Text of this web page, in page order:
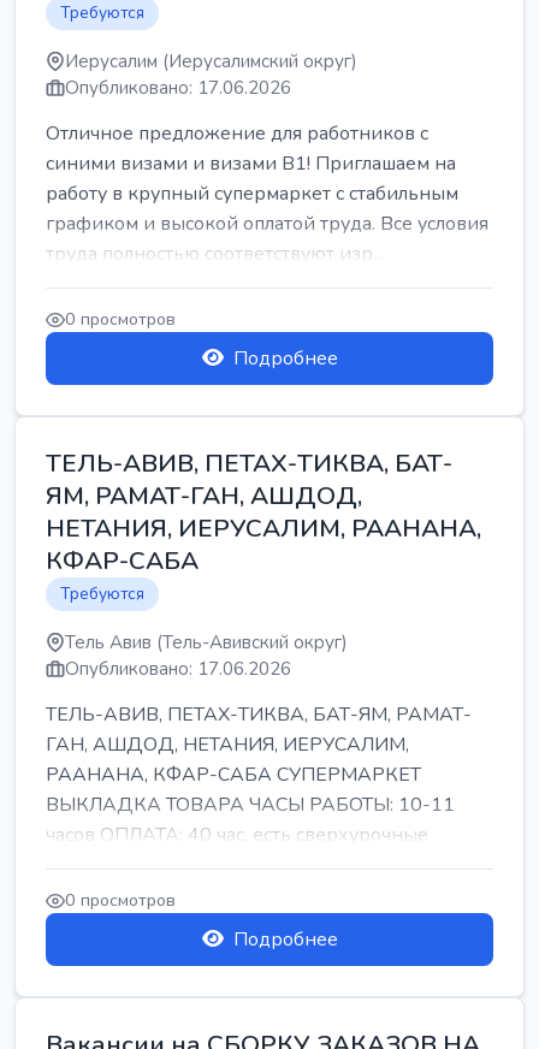
Требуются
Иерусалим (Иерусалимский округ)
Опубликовано: 17.06.2026
Отличное предложение для работников с
синими визами и визами B1! Приглашаем на
работу в крупный супермаркет с стабильным
графиком и высокой оплатой труда. Все условия
труда полностью соответствуют изр...
0 просмотров
Подробнее
ТЕЛЬ-АВИВ, ПЕТАХ-ТИКВА, БАТ-
ЯМ, РАМАТ-ГАН, АШДОД,
НЕТАНИЯ, ИЕРУСАЛИМ, РААНАНА,
КФАР-САБА
Требуются
Тель Авив (Тель-Авивский округ)
Опубликовано: 17.06.2026
ТЕЛЬ-АВИВ, ПЕТАХ-ТИКВА, БАТ-ЯМ, РАМАТ-
ГАН, АШДОД, НЕТАНИЯ, ИЕРУСАЛИМ,
РААНАНА, КФАР-САБА СУПЕРМАРКЕТ
ВЫКЛАДКА ТОВАРА ЧАСЫ РАБОТЫ: 10-11
часов ОПЛАТА: 40 час, есть сверхурочные
ПИТАНИЕ ЕСТЬ Для синих б...
0 просмотров
Подробнее